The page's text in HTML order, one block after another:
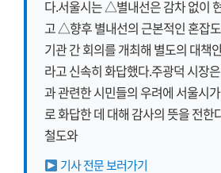
다.서울시는 △별내선은 감차 없이
고 △향후 별내선의 근본적인 혼잡도
기관 간 회의를 개최해 별도의 대책
라고 신속히 화답했다.주광덕 시장
과 관련한 시민들의 우려에 서울시
로 화답한 데 대해 감사의 뜻을 전한
철도와
기사 전문 보러가기